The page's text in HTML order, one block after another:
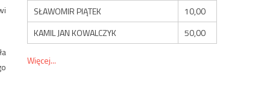
SŁAWOMIR PIĄTEK
10,00
KAMIL JAN KOWALCZYK
50,00
Więcej...